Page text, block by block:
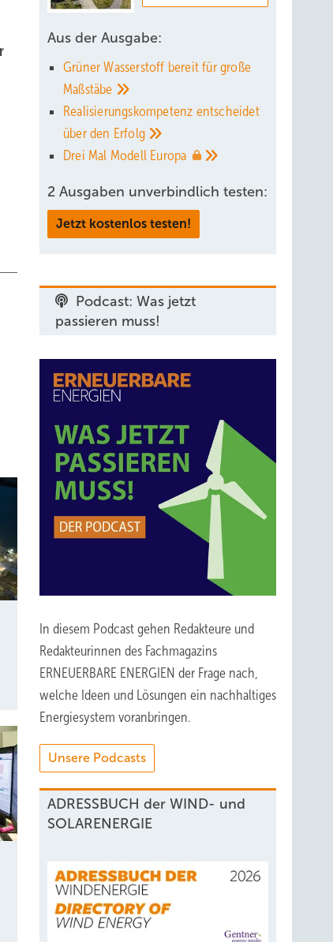
Aus der Ausgabe:
Grüner Wasserstoff bereit für große
Maßstäbe
Realisierungskompetenz entscheidet
über den Erfolg
Drei Mal Modell Europa
2 Ausgaben unverbindlich testen:
Jetzt kostenlos testen!
Podcast: Was jetzt
passieren muss!
In diesem Podcast gehen Redakteure und
Redakteurinnen des Fachmagazins
ERNEUERBARE ENERGIEN der Frage nach,
welche Ideen und Lösungen ein nachhaltiges
Energiesystem voranbringen.
Unsere Podcasts
ADRESSBUCH der WIND- und
SOLARENERGIE